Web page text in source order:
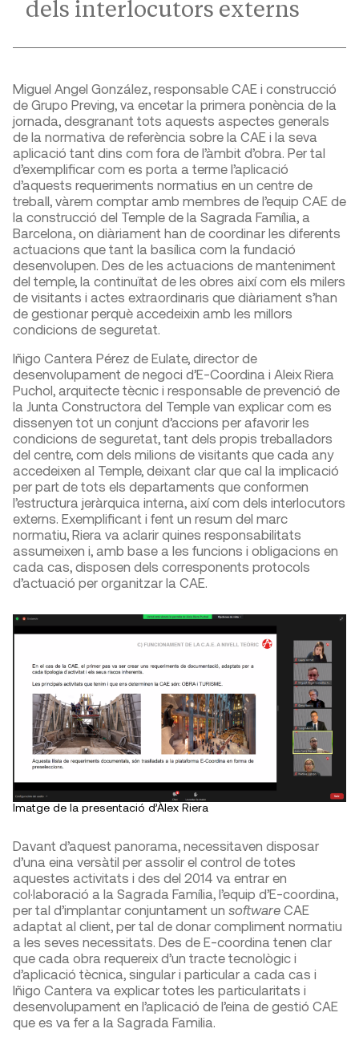
dels interlocutors externs
Miguel Angel González, responsable CAE i construcció
de Grupo Preving, va encetar la primera ponència de la
jornada, desgranant tots aquests aspectes generals
de la normativa de referència sobre la CAE i la seva
aplicació tant dins com fora de l’àmbit d’obra. Per tal
d’exemplificar com es porta a terme l’aplicació
d’aquests requeriments normatius en un centre de
treball, vàrem comptar amb membres de l’equip CAE de
la construcció del Temple de la Sagrada Família, a
Barcelona, on diàriament han de coordinar les diferents
actuacions que tant la basílica com la fundació
desenvolupen. Des de les actuacions de manteniment
del temple, la continuïtat de les obres així com els milers
de visitants i actes extraordinaris que diàriament s’han
de gestionar perquè accedeixin amb les millors
condicions de seguretat.
Iñigo Cantera Pérez de Eulate, director de
desenvolupament de negoci d’E-Coordina i Aleix Riera
Puchol, arquitecte tècnic i responsable de prevenció de
la Junta Constructora del Temple van explicar com es
dissenyen tot un conjunt d’accions per afavorir les
condicions de seguretat, tant dels propis treballadors
del centre, com dels milions de visitants que cada any
accedeixen al Temple, deixant clar que cal la implicació
per part de tots els departaments que conformen
l’estructura jeràrquica interna, així com dels interlocutors
externs. Exemplificant i fent un resum del marc
normatiu, Riera va aclarir quines responsabilitats
assumeixen i, amb base a les funcions i obligacions en
cada cas, disposen dels corresponents protocols
d’actuació per organitzar la CAE.
Imatge de la presentació d’Àlex Riera
Davant d’aquest panorama, necessitaven disposar
d’una eina versàtil per assolir el control de totes
aquestes activitats i des del 2014 va entrar en
col·laboració a la Sagrada Família, l’equip d’E-coordina,
per tal d’implantar conjuntament un software CAE
adaptat al client, per tal de donar compliment normatiu
a les seves necessitats. Des de E-coordina tenen clar
que cada obra requereix d’un tracte tecnològic i
d’aplicació tècnica, singular i particular a cada cas i
Iñigo Cantera va explicar totes les particularitats i
desenvolupament en l’aplicació de l’eina de gestió CAE
que es va fer a la Sagrada Familia.